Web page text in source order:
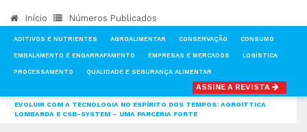
Início Números Publicados
ADITIVOS E NUTRIENTES AGROALIMENTAR CONSERVAÇÃO CONSUMO
EMBALAMENTO E ENGARRAFAMENTO EMPRESAS E MERCADOS LOGÍSTICA
PROCESSAMENTO QUALIDADE E SEGURANÇA ALIMENTAR
ASSINE A REVISTA
EVOLUIR COM A TECNOLOGIA NO ESPÍRITO DOS TEMPOS: AGROITTICA
LOMBARDA E CSB-SYSTEM – UMA PARCERIA FORTE